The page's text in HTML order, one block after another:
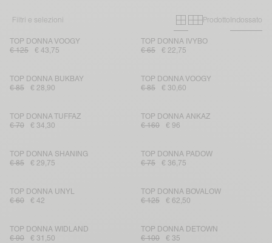
Filtri e selezioni Primary grid
Secondary
ProdottoIndossato
TOP DONNA VOOGY
€ 125
€ 43,75
TOP DONNA IVYBO
€ 65
€ 22,75
TOP DONNA BUKBAY
€ 85
€ 28,90
TOP DONNA VOOGY
€ 85
€ 30,60
TOP DONNA TUFFAZ
€ 70
€ 34,30
TOP DONNA ANKAZ
€ 160
€ 96
TOP DONNA SHANING
€ 85
€ 29,75
TOP DONNA PADOW
€ 75
€ 36,75
TOP DONNA UNYL
€ 60
€ 42
TOP DONNA BOVALOW
€ 125
€ 62,50
TOP DONNA WIDLAND
€ 90
€ 31,50
TOP DONNA DETOWN
€ 100
€ 35